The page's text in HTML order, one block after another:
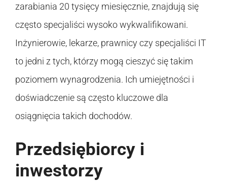
zarabiania 20 tysięcy miesięcznie, znajdują się
często specjaliści wysoko wykwalifikowani.
Inżynierowie, lekarze, prawnicy czy specjaliści IT
to jedni z tych, którzy mogą cieszyć się takim
poziomem wynagrodzenia. Ich umiejętności i
doświadczenie są często kluczowe dla
osiągnięcia takich dochodów.
Przedsiębiorcy i
inwestorzy